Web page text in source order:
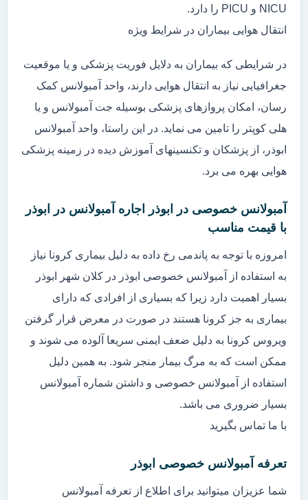
NICU و PICU را دارد.
انتقال هوایی بیماران در شرایط ویژه
در شرایطی که بیماران به دلایل فوریت پزشکی و یا موقعیت
جغرافیایی نیاز به انتقال هوایی دارند، واحد آمبولانس کمک
رسان، امکان پروازهای پزشکی بوسیله جت آمبولانس و یا
هلی کوپتر را تامین می نماید. در این راستا، واحد آمبولانس
ابوذر، از پزشکان و تکنسینهای آموزش دیده در زمینه پزشکی
هوایی بهره می برد.
آمبولانس خصوصی در ابوذر اجاره آمبولانس در ابوذر
با قیمت مناسب
امروزه با توجه به پاندمی رخ داده به دلیل بیماری کرونا نیاز
به استفاده از آمبولانس خصوصی ابوذر در کلان شهر ابوذر
بسیار اهمیت دارد زیرا که بسیاری از افرادی که دارای
بیماری به جز کرونا هستند در صورت در معرض قرار گرفتن
ویروس کرونا به دلیل ضعف ایمنی سریعا آلوده می شوند و
ممکن است که به مرگ بیمار منجر شود. به همین دلیل
استفاده از آمبولانس خصوصی و داشتن شماره آمبولانس
بسیار ضروری می باشد.
با ما تماس بگیرید
تعرفه آمبولانس خصوصی ابوذر
شما عزیزان میتوانید برای اطلاع از تعرفه آمبولانس